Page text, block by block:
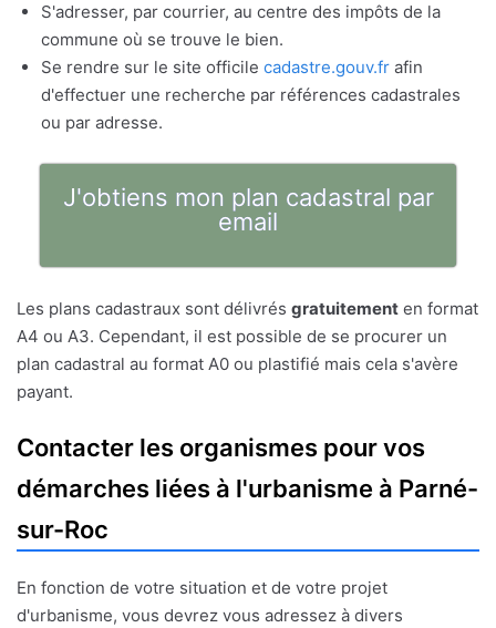
S'adresser, par courrier, au centre des impôts de la
commune où se trouve le bien.
Se rendre sur le site officile cadastre.gouv.fr afin
d'effectuer une recherche par références cadastrales
ou par adresse.
J'obtiens mon plan cadastral par
email
Les plans cadastraux sont délivrés gratuitement en format
A4 ou A3. Cependant, il est possible de se procurer un
plan cadastral au format A0 ou plastifié mais cela s'avère
payant.
Contacter les organismes pour vos
démarches liées à l'urbanisme à Parné-
sur-Roc
En fonction de votre situation et de votre projet
d'urbanisme, vous devrez vous adressez à divers